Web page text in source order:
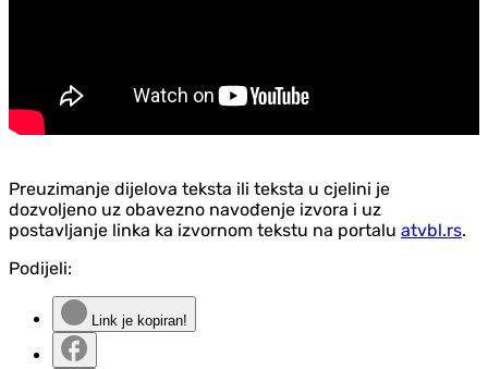
Preuzimanje dijelova teksta ili teksta u cjelini je
dozvoljeno uz obavezno navođenje izvora i uz
postavljanje linka ka izvornom tekstu na portalu atvbl.rs.
Podijeli:
Link je kopiran!